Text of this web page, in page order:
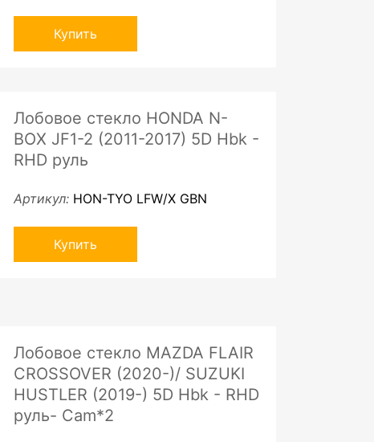
Купить
Лобовое стекло HONDA N-
BOX JF1-2 (2011-2017) 5D Hbk -
RHD руль
Артикул: HON-TYO LFW/X GBN
Купить
Лобовое стекло MAZDA FLAIR
CROSSOVER (2020-)/ SUZUKI
HUSTLER (2019-) 5D Hbk - RHD
руль- Cam*2